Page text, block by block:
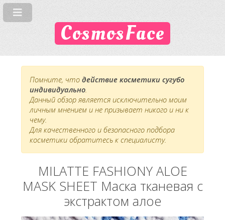
CosmosFace
Помните, что действие косметики сугубо
индивидуально.
Данный обзор является исключительно моим
личным мнением и не призывает никого и ни к
чему.
Для качественного и безопасного подбора
косметики обратитесь к специалисту.
MILATTE FASHIONY ALOE
MASK SHEET Маска тканевая с
экстрактом алое